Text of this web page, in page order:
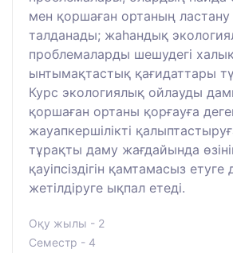
мен қоршаған ортаның ластану
талданады; жаһандық
проблемаларды шешудегі
ынтымақтастық қағидаттары
Курс экологиялық ойлауды
қоршаған ортаны қорғауға
жауапкершілікті
тұрақты даму жағдайында
қауіпсіздігін қамтамасыз
жетілдіруге ықпал етеді.
Оқу жылы - 2
Семестр - 4